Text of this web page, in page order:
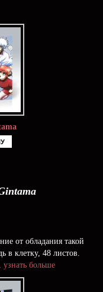
от обладания такой
в клетку, 48 листов.
узнать больше